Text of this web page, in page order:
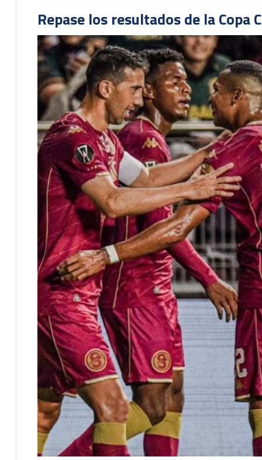
Repase los resultados de la Copa